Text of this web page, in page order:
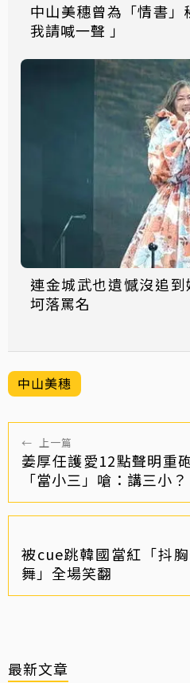
中山美穗曾為「情書」
我請喊一聲 」
連金城武也遺憾沒追
坷落罵名
中山美穗
← 上一篇
姜厚任護愛12點聲明重
「當小三」嗆：講三小？
被cue跳韓國當紅「抖
舞」全場笑翻
最新文章